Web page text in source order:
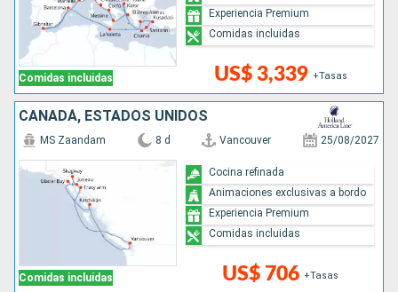
Comidas incluidas US$ 3,339 +Tasas
Experiencia Premium
Comidas incluidas
CANADÁ, ESTADOS UNIDOS
Comidas incluidas
MS Zaandam 8 d Vancouver 25/08/2027
US$ 706 +Tasas
Cocina refinada
Animaciones exclusivas a bordo
Experiencia Premium
Comidas incluidas